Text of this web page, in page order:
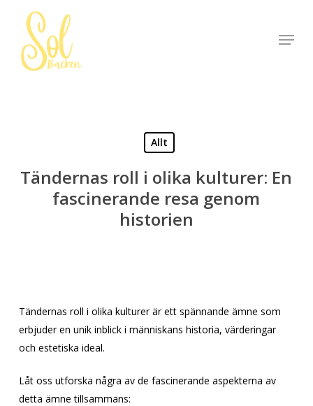
content
Menu
Allt
Tändernas roll i olika kulturer: En
fascinerande resa genom
historien
Tändernas roll i olika kulturer är ett spännande ämne som
erbjuder en unik inblick i människans historia, värderingar
och estetiska ideal.
Låt oss utforska några av de fascinerande aspekterna av
detta ämne tillsammans:
Close